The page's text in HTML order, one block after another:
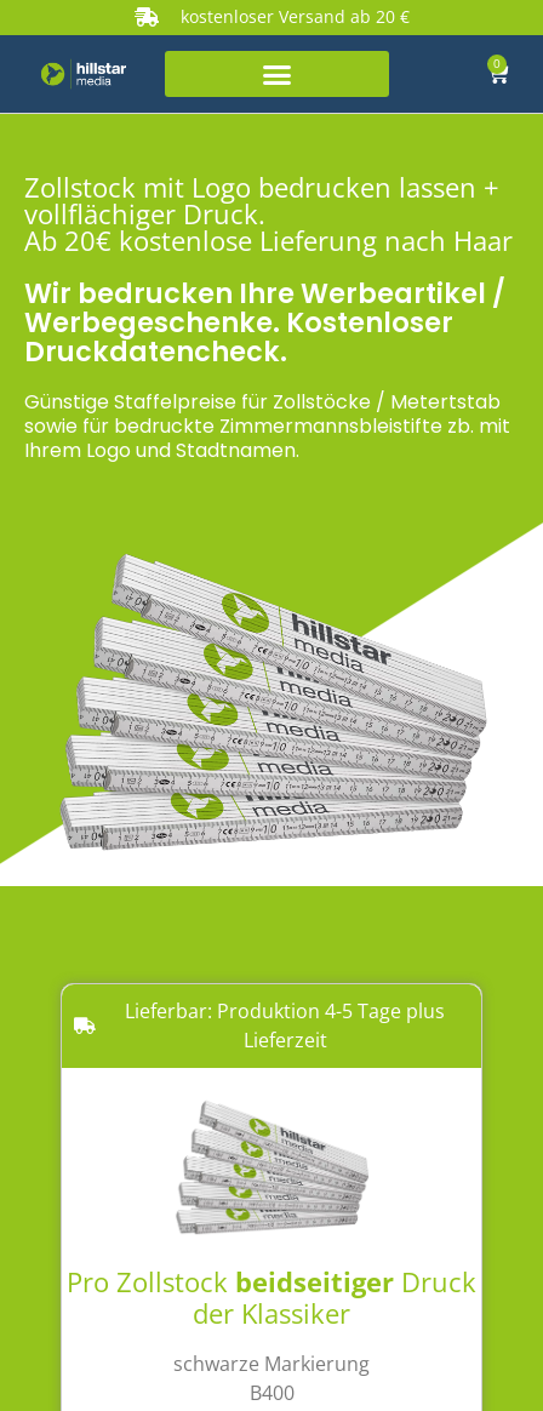
kostenloser Versand ab 20 €
0
Zollstock mit Logo bedrucken lassen +
vollflächiger Druck.
Ab 20€ kostenlose Lieferung nach Haar
Wir bedrucken Ihre Werbeartikel /
Werbegeschenke. Kostenloser
Druckdatencheck.
Günstige Staffelpreise für Zollstöcke / Metertstab
sowie für bedruckte Zimmermannsbleistifte zb. mit
Ihrem Logo und Stadtnamen.
Lieferbar: Produktion 4-5 Tage plus
Lieferzeit
Pro Zollstock beidseitiger Druck
der Klassiker
schwarze Markierung
B400